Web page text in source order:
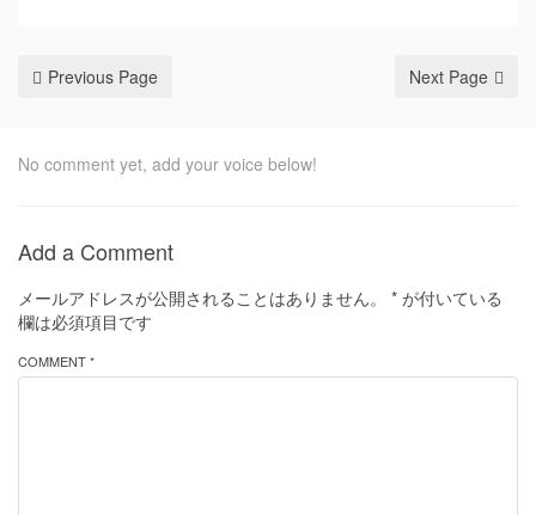
Previous Page Next Page
No comment yet, add your voice below!
Add a Comment
メールアドレスが公開されることはありません。 * が付いている
欄は必須項目です
COMMENT *